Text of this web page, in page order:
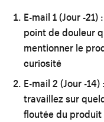
E-mail 1 (Jour -
point de douleur
mentionner le
curiosité
E-mail 2 (Jour -14)
travaillez sur
floutée du